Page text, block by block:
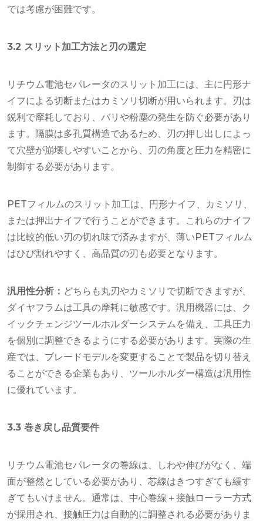
では考慮が困難です。
3.2 スリット加工方法と刃の選定
リチウム電池セパレータのスリット加工には、主に円形ナ
イフによる切断またはカミソリ切断が用いられます。刃は
鋭利で摩耗しており、バリや粉塵の発生を防ぐ必要があり
ます。隔膜は多孔質構造であるため、刃の押し出しによっ
て穴壁が崩壊しやすいことから、刃の角度と圧力を精密に
制御する必要があります。
PETフィルムのスリット加工は、円形ナイフ、カミソリ、
または押出ナイフで行うことができます。これらのナイフ
は比較的低い刃の切れ味で済みますが、薄いPETフィルム
はひび割れやすく、高品質の刃も必要となります。
汎用性分析： どちらも丸刃やカミソリで切断できますが、
ダイヤフラムは工具の摩耗に敏感です。汎用機器には、ク
イックチェンジツールホルダーシステムを備え、工具圧力
を個別に調整できるようにする必要があります。実際の生
産では、ブレードモデルを変更することで製品を切り替え
ることができる企業もあり、ツールホルダー構造は汎用性
に優れています。
3.3 巻き戻し品質要件
リチウム電池セパレータの巻線は、しわや伸びがなく、端
面が整然としている必要があり、芯線はきつすぎても緩す
ぎてもいけません。通常は、中心巻線＋接触ローラー方式
が採用され、接触圧力は自動的に調整される必要がありま